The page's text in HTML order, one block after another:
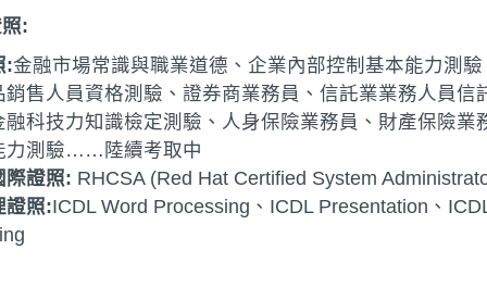
:
:金融市場常識與職業道德、企業內部控制基本能力測
銷售人員資格測驗、證券商業務員、信託業業務人員
融科技力知識檢定測驗、人身保險業務員、財產保險
力測驗……陸續考取中
際證照: RHCSA (Red Hat Certified System
證照:ICDL Word Processing、ICDL Presentation、